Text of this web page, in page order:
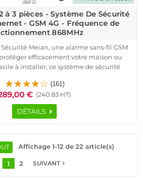
à 3 pièces - Système De Sécurité
- GSM 4G - Fréquence de
868MHz
Meian, une alarme sans-fil GSM
efficacement votre maison ou
à installer, ce système de sécurité
sans fil bidirectionnelle sécurisée.
une centrale d'alarme sans-fil HA-VGT
de 85 dB, deux détecteurs d'ouverture
et fenêtres, deux détecteurs de
403R et deux badges RFID pour un
contrôle simplifié.
en temps réel grâce aux
(161)
€ (240.83 HT)
DÉTAILS
Affichage 1-12 de 22 article(s)
1 2 SUIVANTnavigate_next